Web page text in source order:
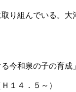
り組んでいる。大
今和泉の子の育成」
１４．５～）